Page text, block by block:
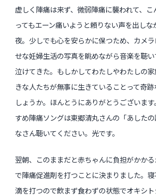
虚しく陣痛は来ず、微弱陣痛に襲われて、こ
ってもエーン痛いようと頼りない声を出しな
夜。少しでも心を安らかに保つため、カメ
せな妊婦生活の写真を眺めながら音楽を聴
泣けてきた。もしかしてわたしやわたしの
きな人たちが無事に生きていることって奇
しょうか。ほんとうにありがとうございま
すめ陣痛ソングは東郷清丸さんの「あした
なさん聴いてください。光です。
翌朝、このままだと赤ちゃんに負担がかか
で陣痛促進剤を打つことに決まりました。
滴を打つので飲まず食わずの状態でオキシ